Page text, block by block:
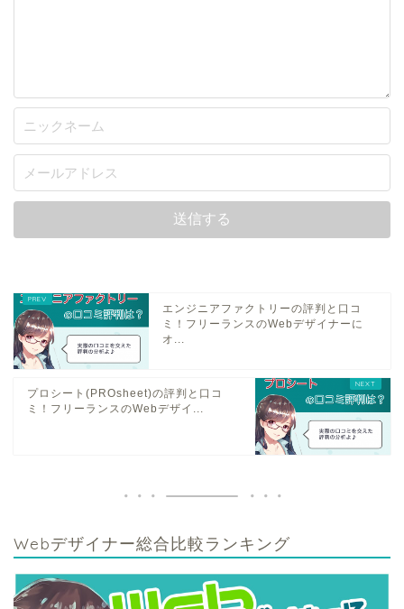
エンジニアファクトリーの評判と口コ
ミ！フリーランスのWebデザイナーに
オ...
プロシート(PROsheet)の評判と口コ
ミ！フリーランスのWebデザイ...
Webデザイナー総合比較ランキング